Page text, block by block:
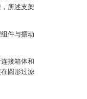
所述支架
件与振动
接箱体和
圆形过滤